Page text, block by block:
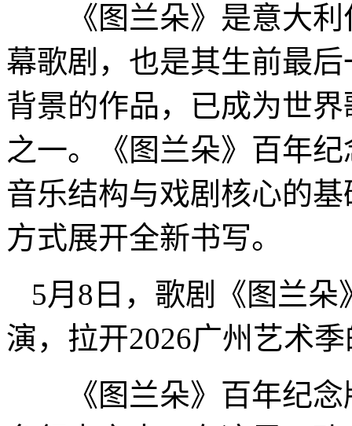
《图兰朵》是意大利
幕歌剧，也是其生前最
背景的作品，已成为世
之一。《图兰朵》百年
音乐结构与戏剧核心的
方式展开全新书写。
5月8日，歌剧《图兰
演，拉开2026广州艺术
《图兰朵》百年纪念